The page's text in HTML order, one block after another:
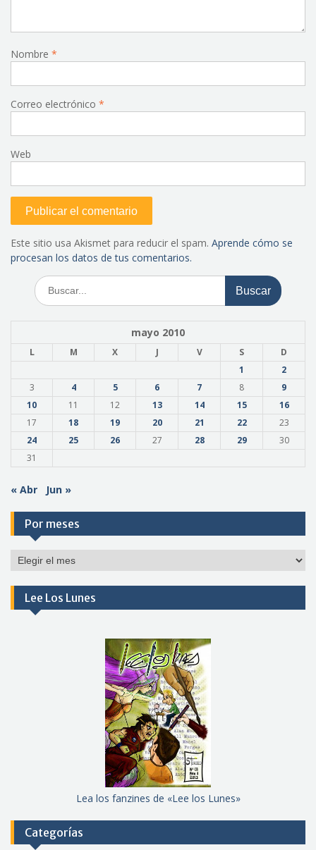
Nombre *
Correo electrónico *
Web
Este sitio usa Akismet para reducir el spam. Aprende cómo se
procesan los datos de tus comentarios.
Buscar:
mayo 2010
L M X J V S
D
1
2
3
4 5 6 7 8
9
10
11 12 13 14 15
16
17
18 19 20 21 22
23
24
25 26 27 28 29
30
31
« Abr Jun »
Por meses
Por
Lee Los Lunes
Lea los fanzines de «Lee los Lunes»
Categorías